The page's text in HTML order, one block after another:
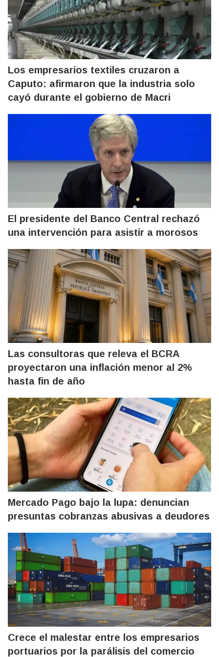
Los empresarios textiles cruzaron a
Caputo: afirmaron que la industria solo
cayó durante el gobierno de Macri
El presidente del Banco Central rechazó
una intervención para asistir a morosos
Las consultoras que releva el BCRA
proyectaron una inflación menor al 2%
hasta fin de año
Mercado Pago bajo la lupa: denuncian
presuntas cobranzas abusivas a deudores
Crece el malestar entre los empresarios
portuarios por la parálisis del comercio